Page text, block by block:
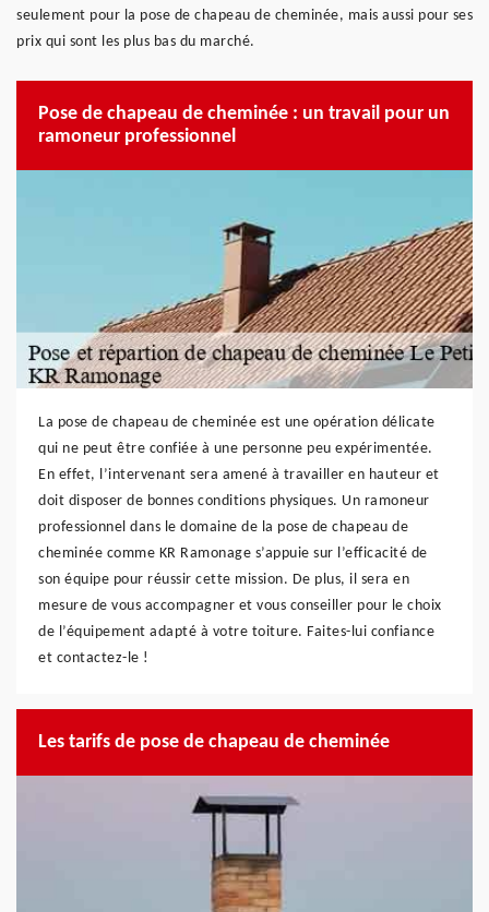
seulement pour la pose de chapeau de cheminée, mais aussi pour ses
prix qui sont les plus bas du marché.
Pose de chapeau de cheminée : un travail pour un
ramoneur professionnel
La pose de chapeau de cheminée est une opération délicate
qui ne peut être confiée à une personne peu expérimentée.
En effet, l’intervenant sera amené à travailler en hauteur et
doit disposer de bonnes conditions physiques. Un ramoneur
professionnel dans le domaine de la pose de chapeau de
cheminée comme KR Ramonage s’appuie sur l’efficacité de
son équipe pour réussir cette mission. De plus, il sera en
mesure de vous accompagner et vous conseiller pour le choix
de l’équipement adapté à votre toiture. Faites-lui confiance
et contactez-le !
Les tarifs de pose de chapeau de cheminée